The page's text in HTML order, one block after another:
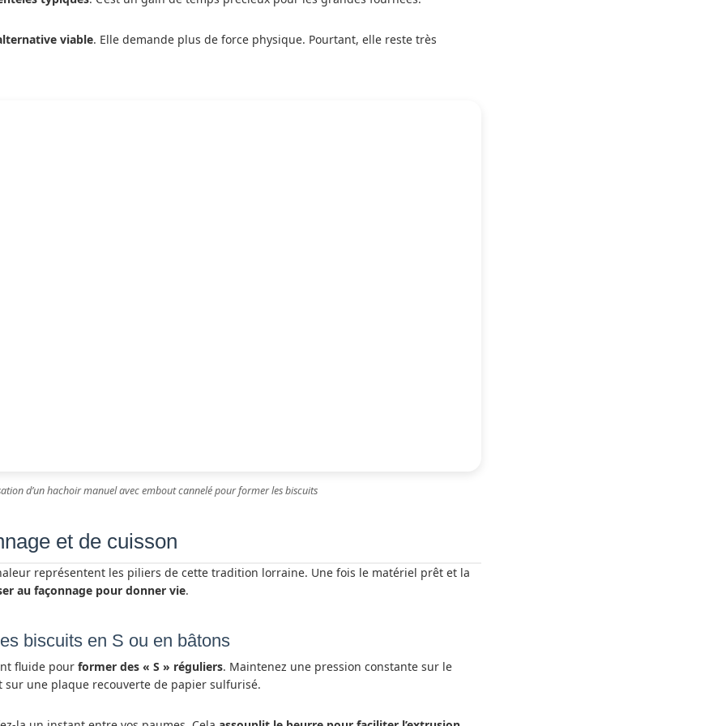
viable. Elle demande plus de force physique. Pourtant, elle reste très
d’un hachoir manuel avec embout cannelé pour former les biscuits
et de cuisson
représentent les piliers de cette tradition lorraine. Une fois le matériel prêt et la
au façonnage pour donner vie.
biscuits en S ou en bâtons
fluide pour former des « S » réguliers. Maintenez une pression constante sur le
sur une plaque recouverte de papier sulfurisé.